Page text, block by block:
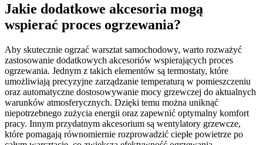
Jakie dodatkowe akcesoria mogą
wspierać proces ogrzewania?
Aby skutecznie ogrzać warsztat samochodowy, warto rozważyć
zastosowanie dodatkowych akcesoriów wspierających proces
ogrzewania. Jednym z takich elementów są termostaty, które
umożliwiają precyzyjne zarządzanie temperaturą w pomieszczeniu
oraz automatyczne dostosowywanie mocy grzewczej do aktualnych
warunków atmosferycznych. Dzięki temu można uniknąć
niepotrzebnego zużycia energii oraz zapewnić optymalny komfort
pracy. Innym przydatnym akcesorium są wentylatory grzewcze,
które pomagają równomiernie rozprowadzić ciepłe powietrze po